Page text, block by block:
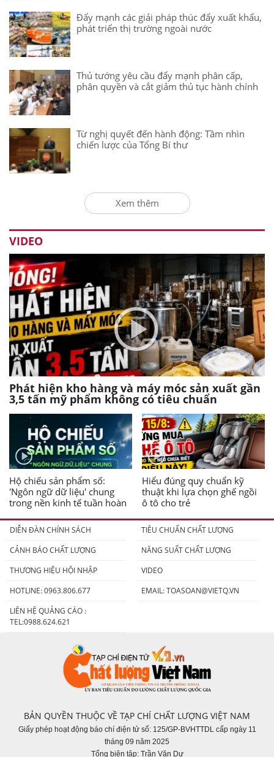
Đẩy mạnh các giải pháp thúc đẩy xuất khẩu,
phát triển thị trường ngoài nước
Thủ tướng yêu cầu đẩy mạnh phân cấp,
phân quyền và cắt giảm thủ tục hành chính
Từ nghị quyết đến hành động: Tầm nhìn
chiến lược của Tổng Bí thư
Xem thêm
VIDEO
Phát hiện kho hàng và máy móc sản xuất gần
3,5 tấn mỹ phẩm không có tiêu chuẩn
Hộ chiếu sản phẩm số:
'Ngôn ngữ dữ liệu' chung
trong nền kinh tế tuần hoàn
Hiểu đúng quy chuẩn kỹ
thuật khi lựa chọn ghế ngồi
ô tô cho trẻ
DIỄN ĐÀN CHÍNH SÁCH
TIÊU CHUẨN CHẤT LƯỢNG
CẢNH BÁO CHẤT LƯỢNG
NĂNG SUẤT CHẤT LƯỢNG
THƯƠNG HIỆU HỘI NHẬP
VIDEO
HOTLINE: 0963.806.677
EMAIL:TOASOAN@VIETQ.VN
LIÊN HỆ QUẢNG CÁO :
TEL:0988.624.621
BẢN QUYỀN THUỘC VỀ TẠP CHÍ CHẤT LƯỢNG VIỆT NAM
Giấy phép hoạt động báo chí điện tử số: 125/GP-BVHTTDL cấp ngày 11
tháng 09 năm 2025
Tổng biên tập: Trần Văn Dư